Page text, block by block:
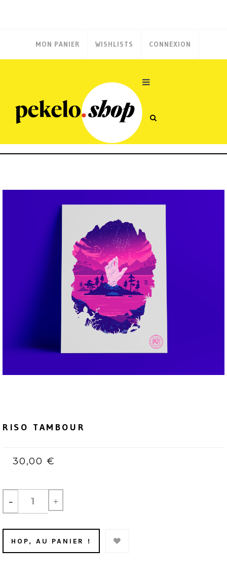
MON PANIER WISHLISTS CONNEXION
RISO TAMBOUR
30,00 €
- +
HOP, AU PANIER !